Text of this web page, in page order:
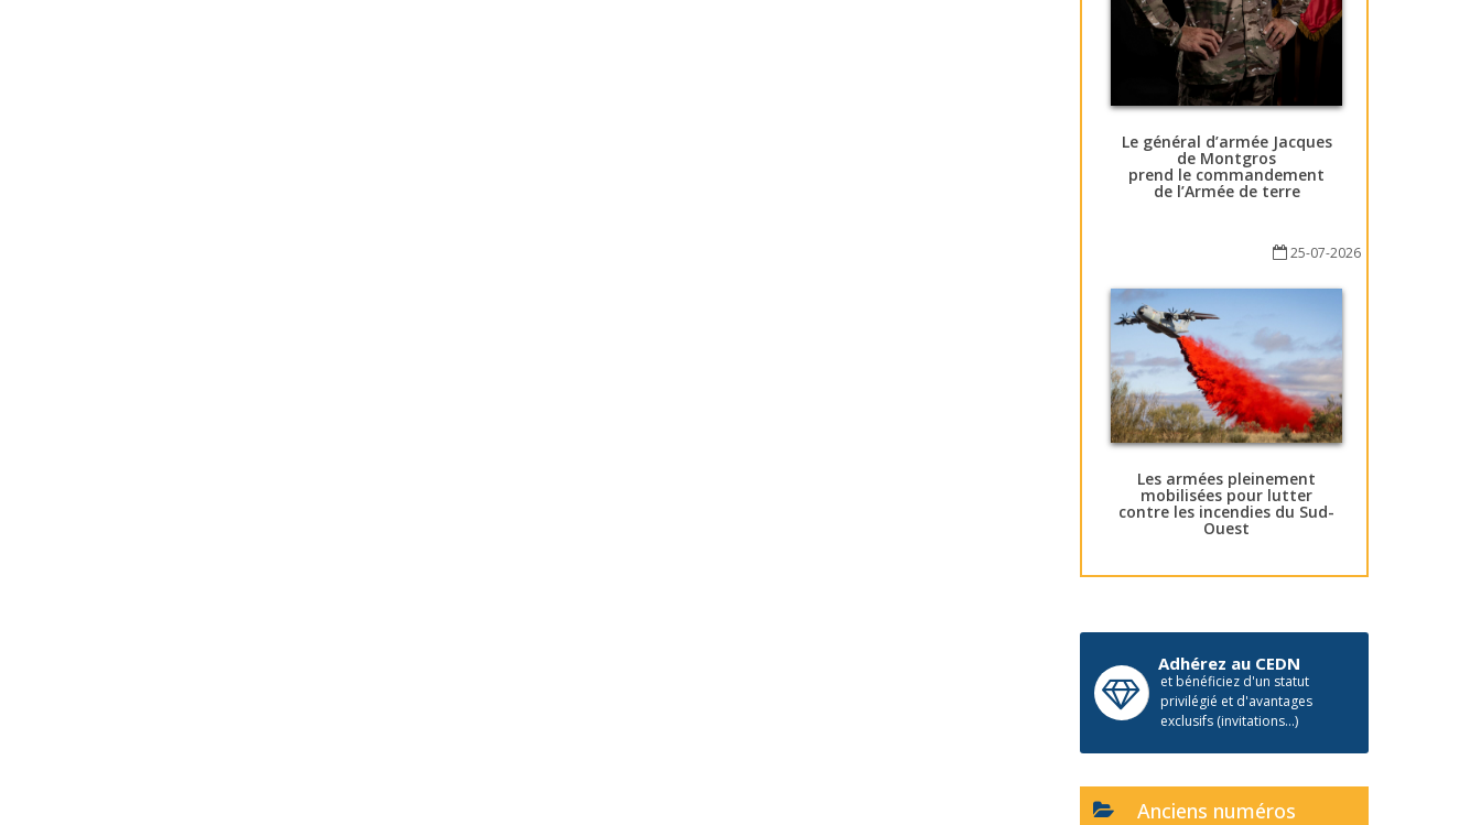
Le général d’armée Jacques
de Montgros
prend le commandement
de l’Armée de terre
25-07-2026
Les armées pleinement
mobilisées pour lutter
contre les incendies du Sud-
Ouest
Adhérez au CEDN
et bénéficiez d'un statut
privilégié et d'avantages
exclusifs (invitations...)
Anciens numéros